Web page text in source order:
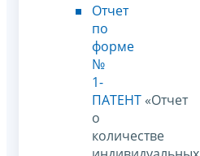
Отчет
по
форме
№
1-
ПАТЕНТ «Отчет
о
количестве